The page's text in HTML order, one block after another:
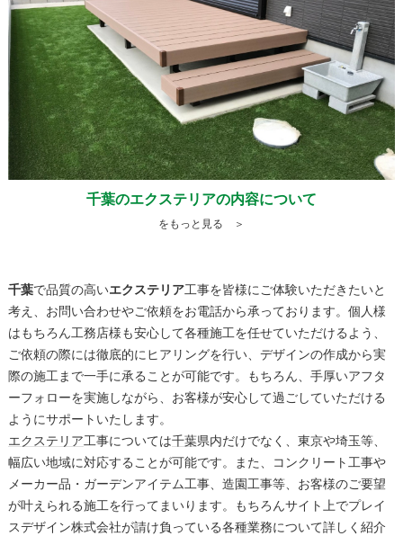
千葉のエクステリアの内容について
をもっと見る ＞
千葉で品質の高いエクステリア工事を皆様にご体験いただきたいと
考え、お問い合わせやご依頼をお電話から承っております。個人様
はもちろん工務店様も安心して各種施工を任せていただけるよう、
ご依頼の際には徹底的にヒアリングを行い、デザインの作成から実
際の施工まで一手に承ることが可能です。もちろん、手厚いアフタ
ーフォローを実施しながら、お客様が安心して過ごしていただける
ようにサポートいたします。
エクステリア工事については千葉県内だけでなく、東京や埼玉等、
幅広い地域に対応することが可能です。また、コンクリート工事や
メーカー品・ガーデンアイテム工事、造園工事等、お客様のご要望
が叶えられる施工を行ってまいります。もちろんサイト上でプレイ
スデザイン株式会社が請け負っている各種業務について詳しく紹介